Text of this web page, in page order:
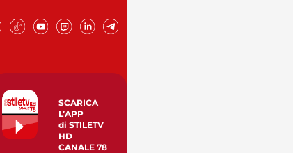
SCARICA
L’APP
di STILETV
HD
CANALE 78